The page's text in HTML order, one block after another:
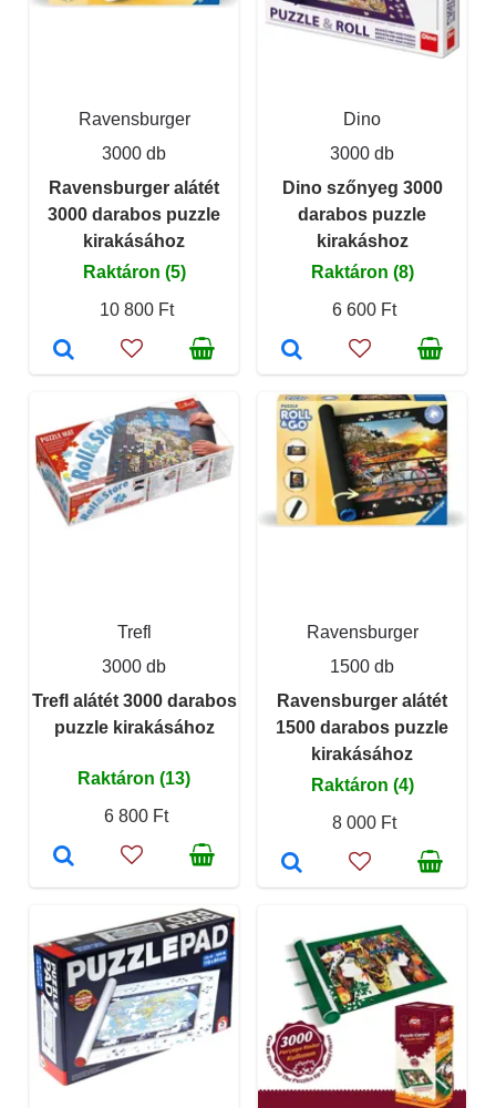
Ravensburger
3000 db
Ravensburger alátét
3000 darabos puzzle
kirakásához
Raktáron (5)
10 800 Ft
Dino
3000 db
Dino szőnyeg 3000
darabos puzzle
kirakáshoz
Raktáron (8)
6 600 Ft
Trefl
3000 db
Trefl alátét 3000 darabos
puzzle kirakásához
Raktáron (13)
6 800 Ft
Ravensburger
1500 db
Ravensburger alátét
1500 darabos puzzle
kirakásához
Raktáron (4)
8 000 Ft